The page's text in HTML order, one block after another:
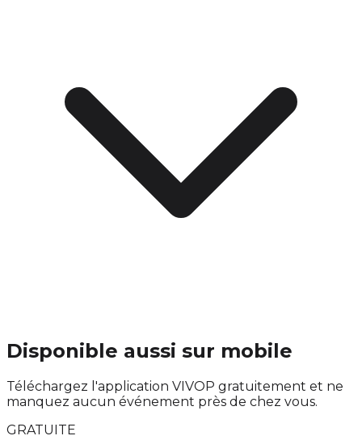
Disponible aussi sur mobile
Téléchargez l'application VIVOP gratuitement et ne
manquez aucun événement près de chez vous.
GRATUITE